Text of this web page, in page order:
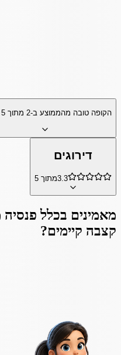
הקופה טובה מהממוצע ב-2 מתוך 5
דירוגים
3.3מתוך 5
מאמינים בכלל
קצבה קיימים?